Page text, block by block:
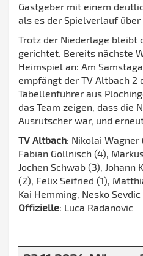
Gastgeber mit einem
als es der Spielverlauf
Trotz der Niederlage bleibt
gerichtet. Bereits nächste
Heimspiel an: Am
empfängt der TV Altbach 2
Tabellenführer aus
das Team zeigen, dass die
Ausrutscher war, und
TV Altbach: Nikolai Wagner
Fabian Gollnisch (4),
Jochen Schwab (3),
(2), Felix Seifried (1),
Kai Hemming, Nesko Sevdic
Offizielle: Luca Radanovic